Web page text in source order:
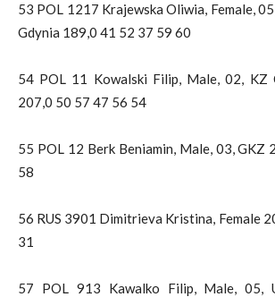
53 POL 1217 Krajewska Oliwia, Female,
Gdynia 189,0 41 52 37 59 60
54 POL 11 Kowalski Filip, Male, 02, KZ
207,0 50 57 47 56 54
55 POL 12 Berk Beniamin, Male, 03, GKZ
58
56 RUS 3901 Dimitrieva Kristina, Female
31
57 POL 913 Kawalko Filip, Male, 05,